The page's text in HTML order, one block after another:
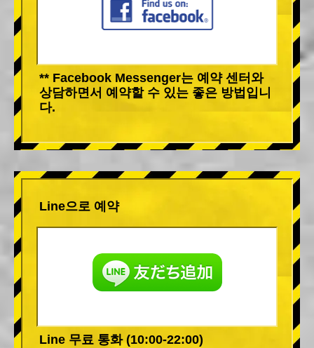
** Facebook Messenger는 예약 센터와
상담하면서 예약할 수 있는 좋은 방법입니
다.
Line으로 예약
Line 무료 통화 (10:00-22:00)